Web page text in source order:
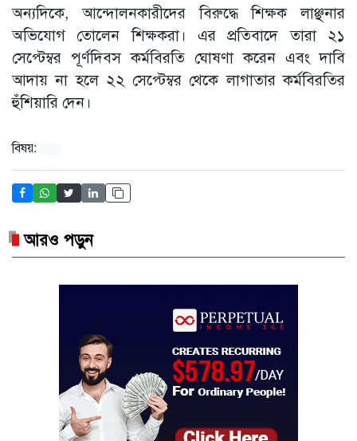
অন্যদিকে, আন্দোলনকারীদের বিরুদ্ধে শিক্ষক লাঞ্ছনার
অভিযোগ তোলেন শিক্ষকরা। এর প্রতিবাদে তারা ২১
সেপ্টেম্বর পূর্ণদিবস কর্মবিরতি ঘোষণা করেন এবং দাবি
আদায় না হলে ২২ সেপ্টেম্বর থেকে লাগাতার কর্মবিরতির
হুঁশিয়ারি দেন।
বিষয়:
আরও পড়ুন